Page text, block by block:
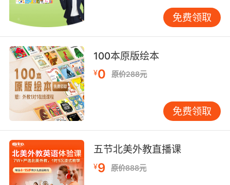
那你为什么要维护这里 我没有
10. Do what? I don't have to defend myself to
you.
做什么 我不用在你面前辩白
免费领取
100本原版绘本
¥0 原价288元
免费领取
五节北美外教直播课
¥9 原价888元